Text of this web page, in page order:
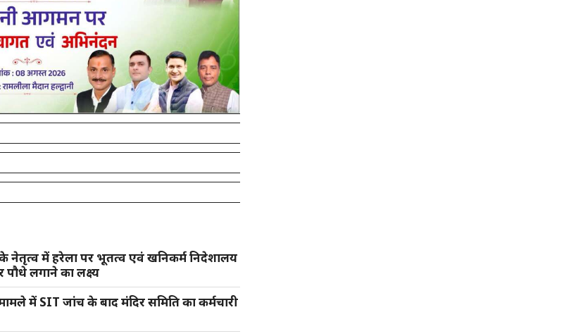
नेतृत्व में हरेला पर भूतत्व एवं खनिकर्म निदेशालय
लगाने का लक्ष्य
में SIT जांच के बाद मंदिर समिति का कर्मचारी